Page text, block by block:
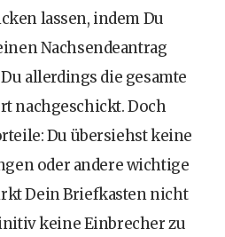
lassen, indem Du
Nachsendeantrag
allerdings die gesamte
nachgeschickt. Doch
Du übersiehst keine
oder andere wichtige
Dein Briefkasten nicht
keine Einbrecher zu